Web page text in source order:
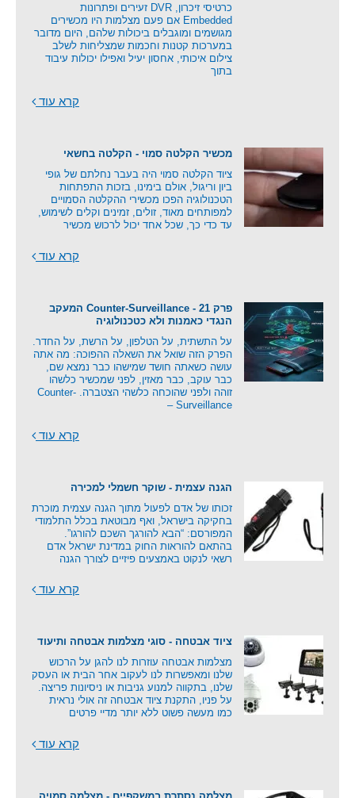
כרטיסי זיכרון, DVR זעירים ופתרונות
Embedded אם פעם מצלמות היו מכשירים
מגושמים ומוגבלים ביכולות שלהם, היום מדובר
במערכות קטנות וחכמות שמצליחות לשלב
צילום איכותי, אחסון יעיל ואפילו יכולות עיבוד
בתוך
קרא עוד
מכשיר הקלטה סמוי - הקלטה בחשאי
ציוד הקלטה סמוי היה בעבר נחלתם של גופי
ביון וריגול, אולם בימינו, בזכות התפתחות
הטכנולוגיה הפכו מכשירי ההקלטה הסמויים
למפותחים מאוד, זולים, זמינים וקלים לשימוש,
עד כדי כך, שכל אחד יכול לרכוש מכשיר
קרא עוד
פרק 21 - Counter-Surveillance המעקב
הנגדי כאמנות ולא כטכנולוגיה
על התשתית, על הטלפון, על הרשת, על החדר.
הפרק הזה שואל את השאלה ההפוכה: מה אתה
עושה כשאתה חושד שמישהו כבר נמצא שם,
כבר עוקב, כבר מאזין, לפני שמכשיר כלשהו
זוהה ולפני שהוכחה כלשהי הצטברה. Counter-
Surveillance –
קרא עוד
הגנה עצמית - שוקר חשמלי למכירה
זכותו של אדם לפעול מתוך הגנה עצמית מוכרת
בחקיקה בישראל, ואף מבוטאת בכלל התלמודי
המפורסם: “הבא להורגך השכם להורגו”.
בהתאם להוראות החוק במדינת ישראל אדם
רשאי לנקוט באמצעים פיזיים לצורך הגנה
קרא עוד
ציוד אבטחה - סוגי מצלמות אבטחה ותיעוד
מצלמות אבטחה עוזרות לנו להגן על הרכוש
שלנו ומאפשרות לנו לעקוב אחר הבית או העסק
שלנו, בתקווה למנוע גניבות או ניסיונות פריצה.
על פניו, התקנת ציוד אבטחה זה אולי נראית
כמו מעשה פשוט ללא יותר מדיי פרטים
קרא עוד